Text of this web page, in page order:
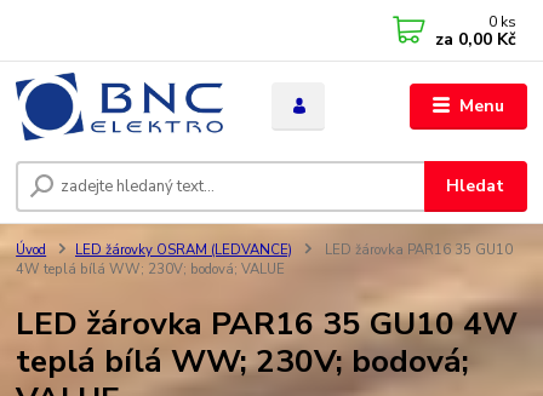
Menu
Hledat
0 ks
za 0,00 Kč
Úvod LED žárovky OSRAM (LEDVANCE)
LED žárovka PAR16 35 GU10
4W teplá bílá WW; 230V; bodová; VALUE
LED žárovka PAR16 35 GU10 4W
teplá bílá WW; 230V; bodová;